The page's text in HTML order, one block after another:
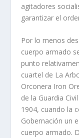
agitadores
garantizar el
Por lo menos
cuerpo armado
punto
cuartel de La
Orconera Iron
de la Guardia
1904, cuando la
Gobernación un
cuerpo armado.